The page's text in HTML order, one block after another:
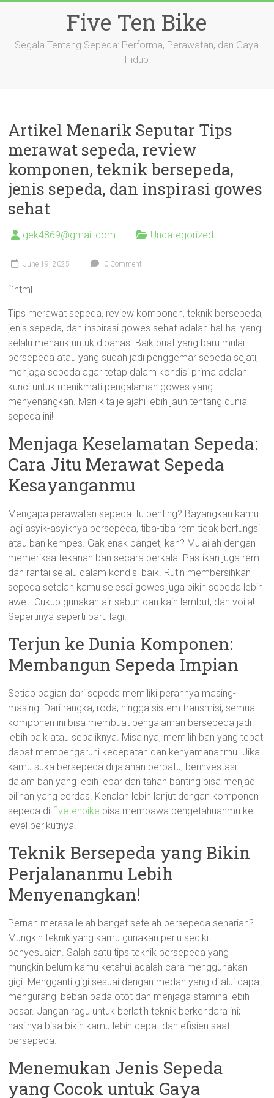
Five Ten Bike
Segala Tentang Sepeda: Performa, Perawatan, dan Gaya
Hidup
Artikel Menarik Seputar Tips
merawat sepeda, review
komponen, teknik bersepeda,
jenis sepeda, dan inspirasi gowes
sehat
gek4869@gmail.com Uncategorized
June 19, 2025 0 Comment
“`html
Tips merawat sepeda, review komponen, teknik bersepeda,
jenis sepeda, dan inspirasi gowes sehat adalah hal-hal yang
selalu menarik untuk dibahas. Baik buat yang baru mulai
bersepeda atau yang sudah jadi penggemar sepeda sejati,
menjaga sepeda agar tetap dalam kondisi prima adalah
kunci untuk menikmati pengalaman gowes yang
menyenangkan. Mari kita jelajahi lebih jauh tentang dunia
sepeda ini!
Menjaga Keselamatan Sepeda:
Cara Jitu Merawat Sepeda
Kesayanganmu
Mengapa perawatan sepeda itu penting? Bayangkan kamu
lagi asyik-asyiknya bersepeda, tiba-tiba rem tidak berfungsi
atau ban kempes. Gak enak banget, kan? Mulailah dengan
memeriksa tekanan ban secara berkala. Pastikan juga rem
dan rantai selalu dalam kondisi baik. Rutin membersihkan
sepeda setelah kamu selesai gowes juga bikin sepeda lebih
awet. Cukup gunakan air sabun dan kain lembut, dan voila!
Sepertinya seperti baru lagi!
Terjun ke Dunia Komponen:
Membangun Sepeda Impian
Setiap bagian dari sepeda memiliki perannya masing-
masing. Dari rangka, roda, hingga sistem transmisi, semua
komponen ini bisa membuat pengalaman bersepeda jadi
lebih baik atau sebaliknya. Misalnya, memilih ban yang tepat
dapat mempengaruhi kecepatan dan kenyamananmu. Jika
kamu suka bersepeda di jalanan berbatu, berinvestasi
dalam ban yang lebih lebar dan tahan banting bisa menjadi
pilihan yang cerdas. Kenalan lebih lanjut dengan komponen
sepeda difivetenbike bisa membawa pengetahuanmu ke
level berikutnya.
Teknik Bersepeda yang Bikin
Perjalananmu Lebih
Menyenangkan!
Pernah merasa lelah banget setelah bersepeda seharian?
Mungkin teknik yang kamu gunakan perlu sedikit
penyesuaian. Salah satu tips teknik bersepeda yang
mungkin belum kamu ketahui adalah cara menggunakan
gigi. Mengganti gigi sesuai dengan medan yang dilalui dapat
mengurangi beban pada otot dan menjaga stamina lebih
besar. Jangan ragu untuk berlatih teknik berkendara ini;
hasilnya bisa bikin kamu lebih cepat dan efisien saat
bersepeda.
Menemukan Jenis Sepeda
yang Cocok untuk Gaya